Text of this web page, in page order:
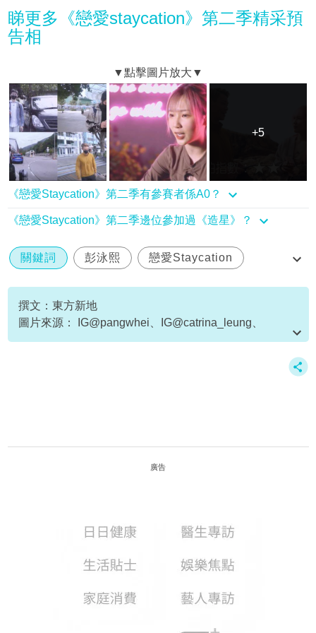
睇更多《戀愛staycation》第二季精采預
告相
+5
+5
《戀愛Staycation》第二季有參賽者係A0？
《戀愛Staycation》第二季邊位參加過《造星》？
關鍵詞 彭泳熙 戀愛Staycation
第二季
撰文：東方新地
圖片來源： IG@pangwhei、IG@catrina_leung、
IG@sophiachiuu、IG@llyin.66、IG@cclok、
廣告